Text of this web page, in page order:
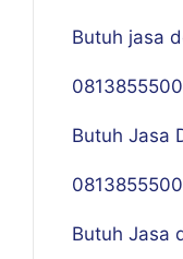
Butuh jasa
Butuh Jasa
Butuh Jasa